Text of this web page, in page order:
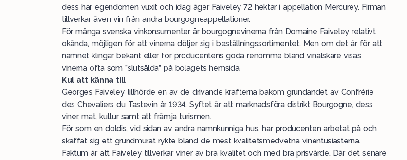
dess har egendomen vuxit och idag äger Faiveley 72 hektar i appellation Mercurey. Firman
tillverkar även vin från andra bourgogneappellationer.
För många svenska vinkonsumenter är bourgognevinerna från Domaine Faiveley relativt
okända, möjligen för att vinerna döljer sig i beställningssortimentet. Men om det är för att
namnet klingar bekant eller för producentens goda renommé bland vinälskare visas
vinerna ofta som ”slutsålda” på bolagets hemsida.
Kul att känna till
Georges Faiveley tillhörde en av de drivande krafterna bakom grundandet av Confrérie
des Chevaliers du Tastevin år 1934. Syftet är att marknadsföra distrikt Bourgogne, dess
viner, mat, kultur samt att främja turismen.
För som en doldis, vid sidan av andra namnkunniga hus, har producenten arbetat på och
skaffat sig ett grundmurat rykte bland de mest kvalitetsmedvetna vinentusiasterna.
Faktum är att Faiveley tillverkar viner av bra kvalitet och med bra prisvärde. Där det senare